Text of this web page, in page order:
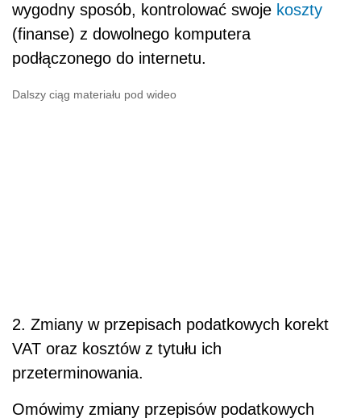
wygodny sposób, kontrolować swoje koszty
(finanse) z dowolnego komputera
podłączonego do internetu.
Dalszy ciąg materiału pod wideo
2. Zmiany w przepisach podatkowych korekt
VAT oraz kosztów z tytułu ich
przeterminowania.
Omówimy zmiany przepisów podatkowych